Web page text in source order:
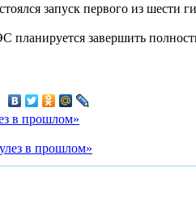
запуск первого из шести
планируется завершить
в прошлом»